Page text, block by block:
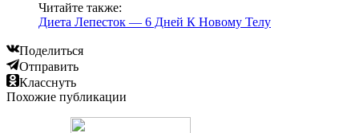
Читайте также:
Диета Лепесток — 6 Дней К Новому Телу
Поделиться
Отправить
Класснуть
Похожие публикации